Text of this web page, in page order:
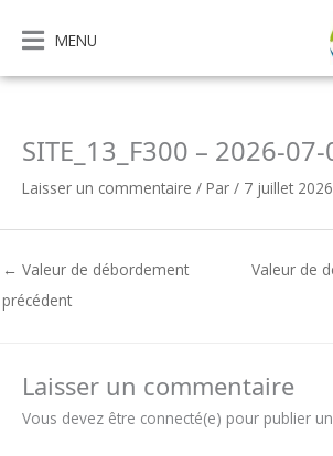
contenu
MENU
SITE_13_F300 – 2026-
Laisser un commentaire / Par / 7 juillet 2026
← Valeur de débordement
précédent
Valeur de
Laisser un commentaire
Vous devez être connecté(e) pour publier